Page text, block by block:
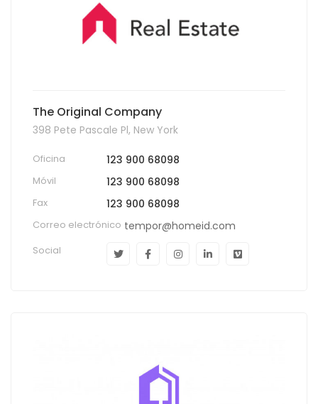
The Original Company
398 Pete Pascale Pl, New York
Oficina 123 900 68098
Móvil 123 900 68098
Fax 123 900 68098
Correo electrónico tempor@homeid.com
Social